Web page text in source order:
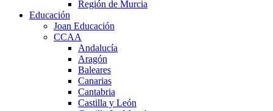
Región de Murcia
Educación
Joan Educación
CCAA
Andalucía
Aragón
Baleares
Canarias
Cantabria
Castilla y León